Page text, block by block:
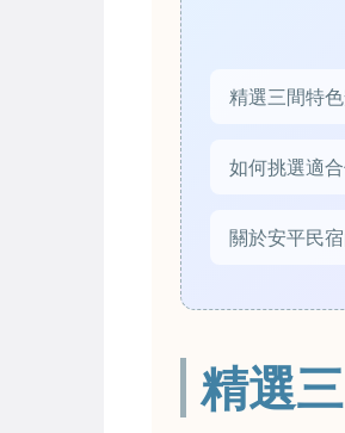
精選三間特
如何挑選適
關於安平民
精選